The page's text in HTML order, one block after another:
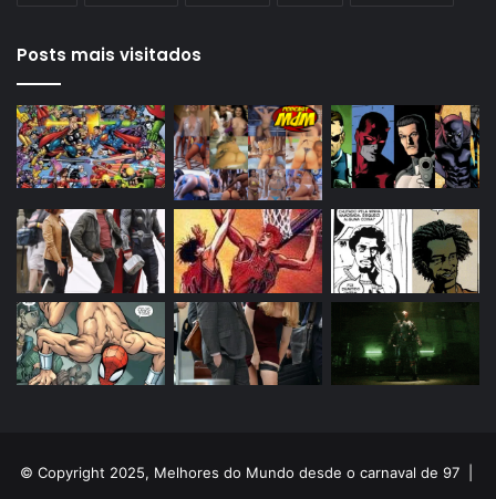
Posts mais visitados
© Copyright 2025, Melhores do Mundo desde o carnaval de 97 |